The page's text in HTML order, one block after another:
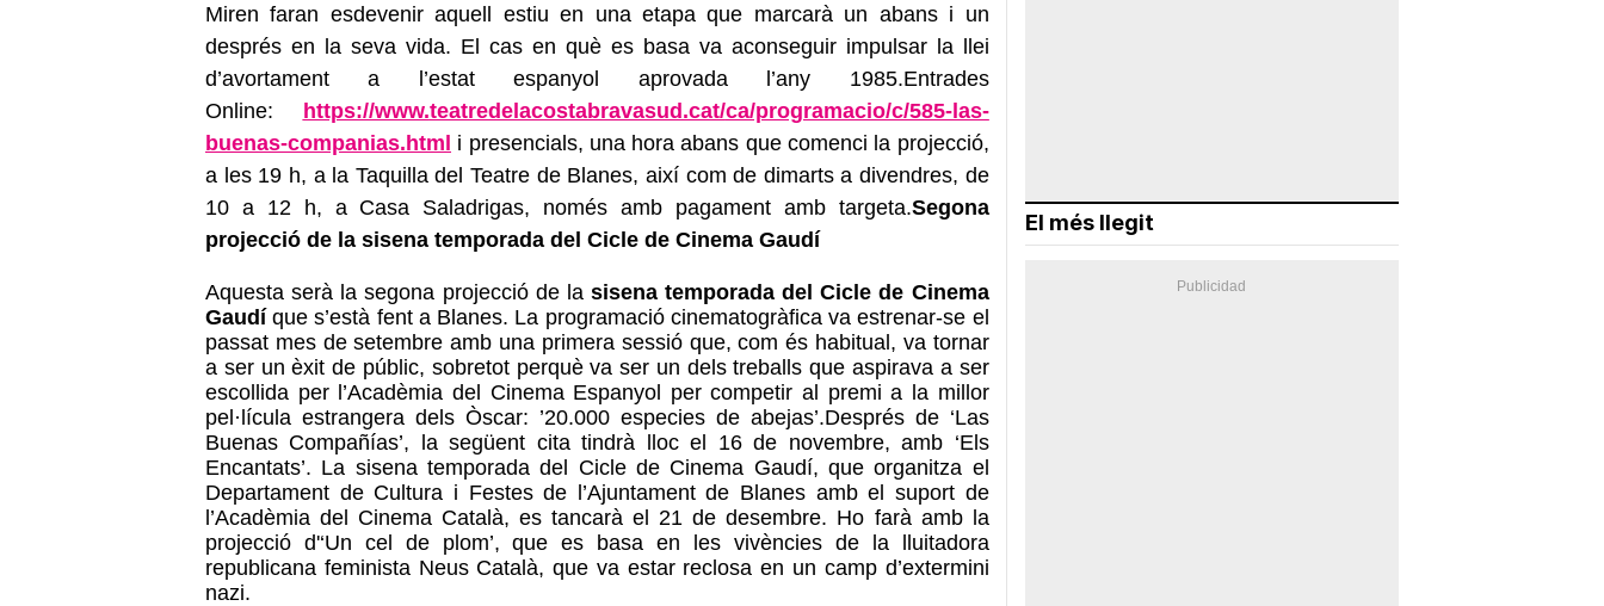
Miren faran esdevenir aquell estiu en una etapa que marcarà un abans i un
després en la seva vida. El cas en què es basa va aconseguir impulsar la llei
d’avortament a l’estat espanyol aprovada l’any 1985.Entrades
Online: https://www.teatredelacostabravasud.cat/ca/programacio/c/585-las-
buenas-companias.html i presencials, una hora abans que comenci la projecció,
a les 19 h, a la Taquilla del Teatre de Blanes, així com de dimarts a divendres, de
10 a 12 h, a Casa Saladrigas, només amb pagament amb targeta.Segona
projecció de la sisena temporada del Cicle de Cinema Gaudí
Aquesta serà la segona projecció de lasisena temporada del Cicle de Cinema
Gaudíque s’està fent a Blanes. La programació cinematogràfica va estrenar-se el
passat mes de setembre amb una primera sessió que, com és habitual, va tornar
a ser un èxit de públic, sobretot perquè va ser un dels treballs que aspirava a ser
escollida per l’Acadèmia del Cinema Espanyol per competir al premi a la millor
pel·lícula estrangera dels Òscar: ’20.000 especies de abejas’.Després de ‘Las
Buenas Compañías’, la següent cita tindrà lloc el 16 de novembre, amb ‘Els
Encantats’. La sisena temporada del Cicle de Cinema Gaudí, que organitza el
Departament de Cultura i Festes de l’Ajuntament de Blanes amb el suport de
l’Acadèmia del Cinema Català, es tancarà el 21 de desembre. Ho farà amb la
projecció d'‘Un cel de plom’, que es basa en les vivències de la lluitadora
republicana feminista Neus Català, que va estar reclosa en un camp d’extermini
nazi.
El més llegit